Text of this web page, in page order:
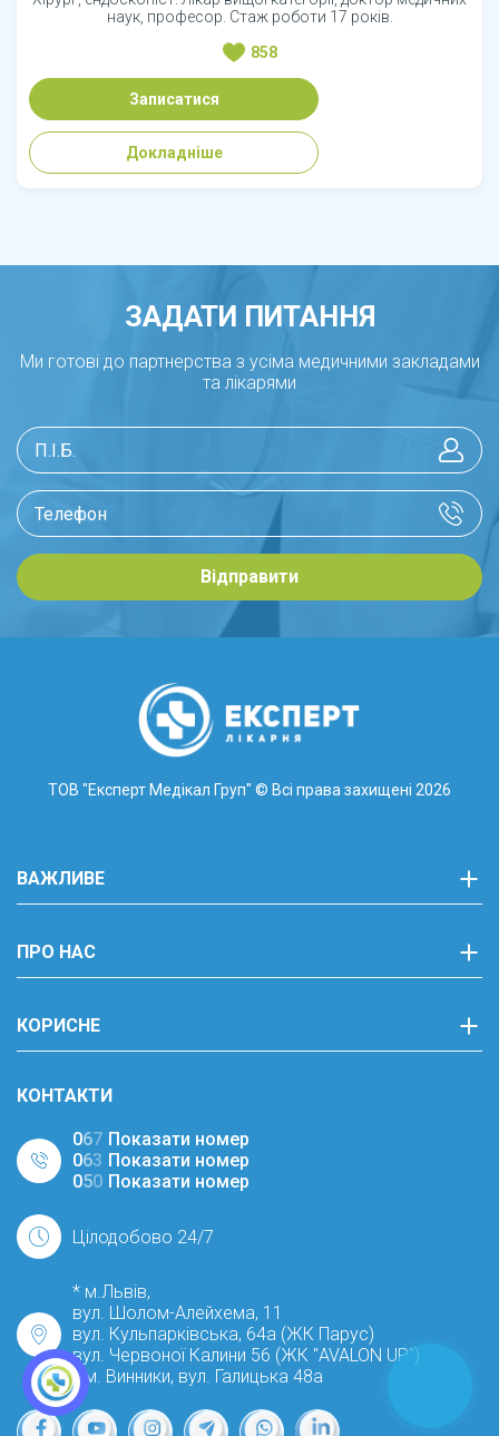
наук, професор. Стаж роботи 17 років.
858
Записатися
Докладніше
ЗАДАТИ ПИТАННЯ
Ми готові до партнерства з усіма медичними закладами
та лікарями
Відправити
ТОВ "Експерт Медікал Груп" © Всі права захищені 2026
ВАЖЛИВЕ
ПРО НАС
КОРИСНЕ
КОНТАКТИ
067 Показати номер
063 Показати номер
050 Показати номер
Цілодобово 24/7
* м.Львів,
вул. Шолом-Алейхема, 11
вул. Кульпарківська, 64а (ЖК Парус)
вул. Червоної Калини 56 (ЖК "AVALON UP")
* м. Винники, вул. Галицька 48а